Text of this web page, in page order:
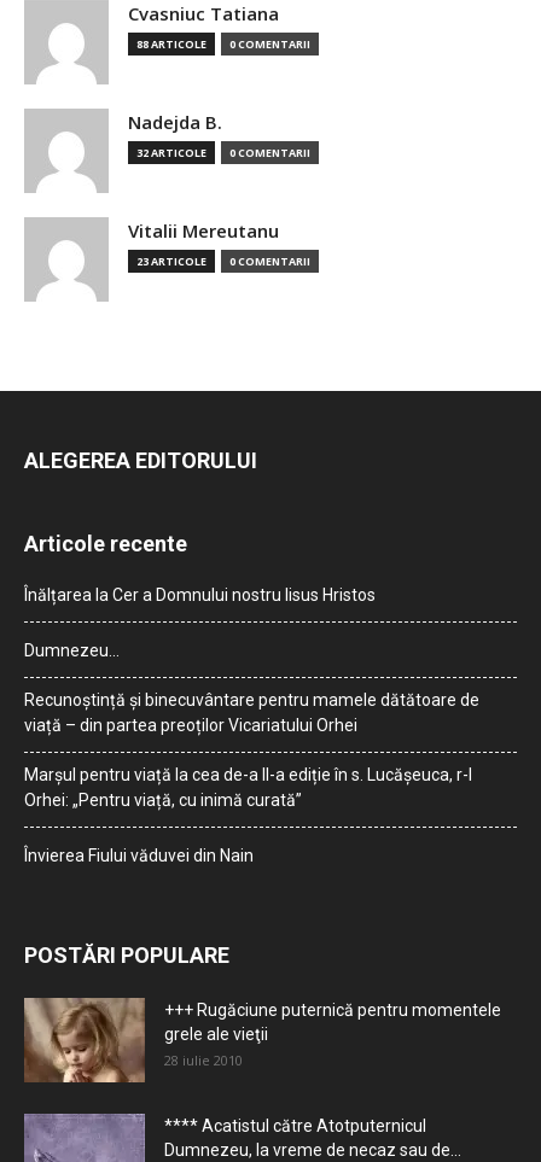
Cvasniuc Tatiana
88 ARTICOLE 0 COMENTARII
Nadejda B.
32 ARTICOLE 0 COMENTARII
Vitalii Mereutanu
23 ARTICOLE 0 COMENTARII
ALEGEREA EDITORULUI
Articole recente
Înălțarea la Cer a Domnului nostru Iisus Hristos
Dumnezeu…
Recunoștință și binecuvântare pentru mamele dătătoare de
viață – din partea preoților Vicariatului Orhei
Marșul pentru viață la cea de-a II-a ediție în s. Lucășeuca, r-l
Orhei: „Pentru viață, cu inimă curată”
Învierea Fiului văduvei din Nain
POSTĂRI POPULARE
+++ Rugăciune puternică pentru momentele
grele ale vieţii
28 iulie 2010
**** Acatistul către Atotputernicul
Dumnezeu, la vreme de necaz sau de...